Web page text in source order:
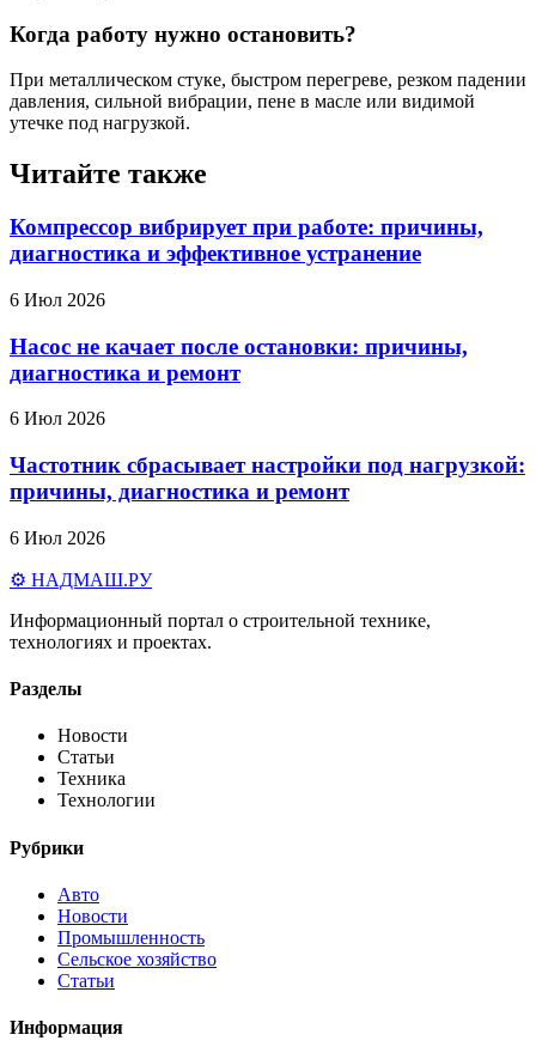
Когда работу нужно остановить?
При металлическом стуке, быстром перегреве, резком падении
давления, сильной вибрации, пене в масле или видимой
утечке под нагрузкой.
Читайте также
Компрессор вибрирует при работе: причины,
диагностика и эффективное устранение
6 Июл 2026
Насос не качает после остановки: причины,
диагностика и ремонт
6 Июл 2026
Частотник сбрасывает настройки под нагрузкой:
причины, диагностика и ремонт
6 Июл 2026
⚙️ НАДМАШ.РУ
Информационный портал о строительной технике,
технологиях и проектах.
Разделы
Новости
Статьи
Техника
Технологии
Рубрики
Авто
Новости
Промышленность
Сельское хозяйство
Статьи
Информация